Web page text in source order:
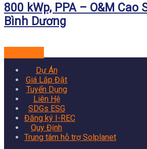
800 kWp, PPA – O&M Cao
Bình Dương
Dự Án
Giá Lắp Đặt
Tuyển Dụng
Liên Hệ
SDGs ESG
Đăng ký I-REC
Quy Định
Trung tâm hỗ trợ Solplanet